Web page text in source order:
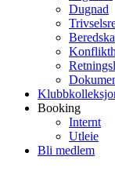
Dugnad
Booking
Internt
Utleie
Bli medlem